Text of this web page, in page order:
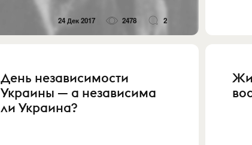
24 Дек 2017 2478 2
День независимости
Украины — а независима
ли Украина?